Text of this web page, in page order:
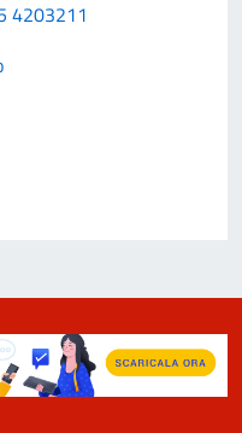
4203211